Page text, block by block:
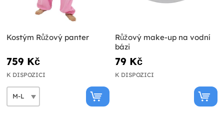
Kostým Růžový panter
759 Kč
K DISPOZICI
Růžový make-up na vodní
bázi
79 Kč
K DISPOZICI